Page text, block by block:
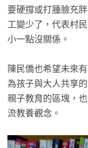
要硬撐或打腫臉充
工變少了，代表村
小一點沒關係。
陳民僑也希望未來
為孩子與大人共享
親子教育的區塊，
流教養觀念。